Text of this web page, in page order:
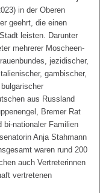
in der Oberen
geehrt, die einen
leisten. Darunter
mehrerer Moscheen-
jezidischer,
gambischer,
aus Russland
Bremer Rat
bi-nationaler Familien
Anja Stahmann
waren rund 200
auch Vertreterinnen
vertretenen